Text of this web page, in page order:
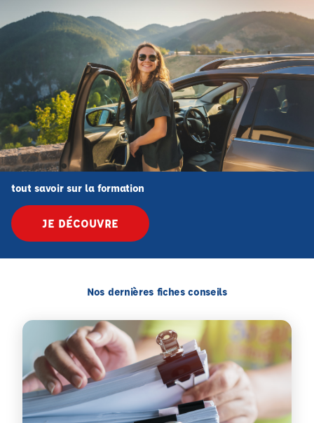
tout savoir sur la formation
JE DÉCOUVRE
Nos dernières fiches conseils